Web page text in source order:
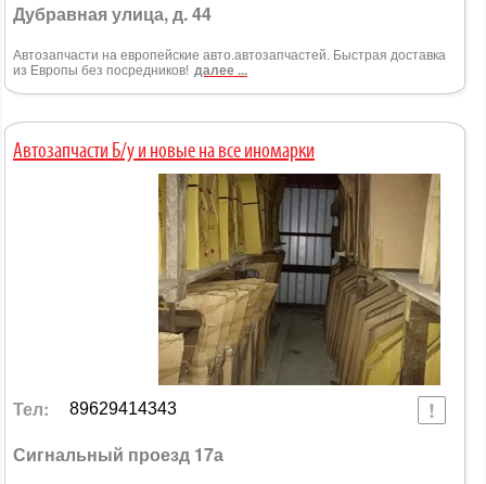
Дубравная улица, д. 44
Автозапчасти на европейские авто.автозапчастей. Быстрая доставка
из Европы без посредников! далее ...
Автозапчасти Б/у и новые на все иномарки
Тел: 89629414343
Сигнальный проезд 17а